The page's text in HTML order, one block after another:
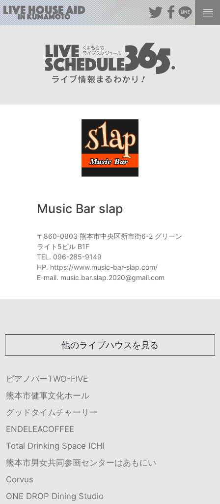
Music Bar slap
〒860-0803 熊本市中央区新市街6-2 グリーン
ライト5ビル B1F
TEL. 096-285-9149
HP. https://www.music-bar-slap.com/
E-mail. music.bar.slap.2020@gmail.com
他のライブハウスを見る
ピアノバーTWO-FIVE
熊本市健軍文化ホール
グッドタイムチャーリー
ENDELEACOFFEE
Total Drinking Space ICHI
熊本市男女共同参画センターはあもにい
Corvus
ONE DROP Dining Studio